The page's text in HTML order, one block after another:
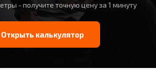
- получите точную цену за 1 минуту
Открыть калькулятор